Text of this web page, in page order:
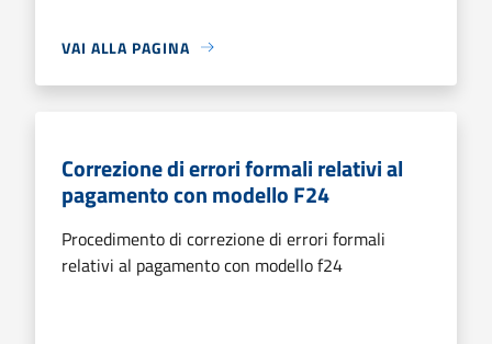
VAI ALLA PAGINA
Correzione di errori formali relativi al
pagamento con modello F24
Procedimento di correzione di errori formali
relativi al pagamento con modello f24